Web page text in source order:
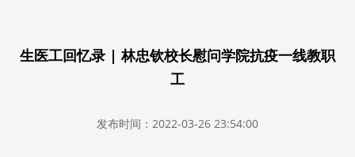
生医工回忆录 | 林忠钦校长慰问学院抗疫一线教职
工
发布时间：2022-03-26 23:54:00